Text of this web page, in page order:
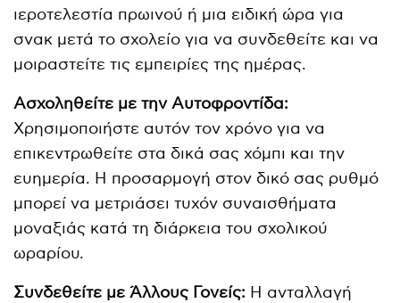
ιεροτελεστία πρωινού ή μια ειδική ώρα για
σνακ μετά το σχολείο για να συνδεθείτε και να
μοιραστείτε τις εμπειρίες της ημέρας.
Ασχοληθείτε με την Αυτοφροντίδα:
Χρησιμοποιήστε αυτόν τον χρόνο για να
επικεντρωθείτε στα δικά σας χόμπι και την
ευημερία. Η προσαρμογή στον δικό σας ρυθμό
μπορεί να μετριάσει τυχόν συναισθήματα
μοναξιάς κατά τη διάρκεια του σχολικού
ωραρίου.
Συνδεθείτε με Άλλους Γονείς: Η ανταλλαγή